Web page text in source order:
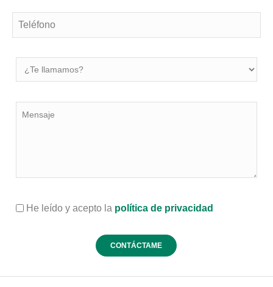
He leído y acepto la política de privacidad